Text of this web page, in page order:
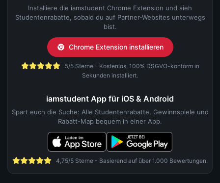
Installiere die iamstudent Chrome Extension und sieh
Studentenrabatte, sobald du auf Partner-Websites unterwegs
bist.
Chrome Extension installieren
5/5 Sterne - Kostenlos, 100% DSGVO-konform in
Sekunden installiert.
iamstudent App für iOS & Android
Spart euch die Suche: Alle Studentenrabatte, Gewinnspiele und
Rabatt-Map bequem in einer App.
4,75/5 Sterne - Basierend auf über 1.000 Bewertungen.